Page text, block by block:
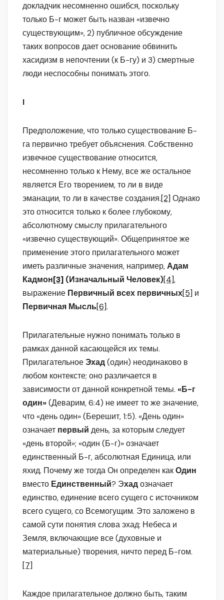
докладчик несомненно ошибся, поскольку
только Б-г может быть назван «извечно
существующим», 2) публичное обсуждение
таких вопросов дает основание обвинить
хасидизм в непочтении (к Б-гу) и 3) смертные
люди неспособны понимать этого.
I
Предположение, что только существование Б-
га первично требует объяснения. Собственно
извечное существование относится,
несомненно только к Нему, все же остальное
является Его творением, то ли в виде
эманации, то ли в качестве создания.[2] Однако
это относится только к более глубокому,
абсолютному смыслу прилагательного
«извечно существующий». Общепринятое же
применение этого прилагательного может
иметь различные значения, например,Адам
Кадмон[3] (Изначальный Человек)[4],
выражение Первичный всех первичных[5] и
Первичная Мысль[6].
Прилагательные нужно понимать только в
рамках данной касающейся их темы.
ПрилагательноеЭхад(один) неодинаково в
любом контексте; оно различается в
зависимости от данной конкретной темы. «Б-г
один»(Деварим, 6:4) не имеет то же значение,
что «день один» (Берешит, 1:5). «День один»
означает первый день, за которым следует
«день второй»; «один (Б-г)» означает
единственный Б-г, абсолютная Единица, или
яхид. Почему же тогда Он определен какОдин
вместо Единственный? Эхадозначает
единство, единение всего сущего с источником
всего сущего, со Всемогущим. Это заложено в
самой сути понятия слова эхад: Небеса и
Земля, включающие все (духовные и
материальные) творения, ничто перед Б-гом.
[7]
Каждое прилагательное должно быть, таким